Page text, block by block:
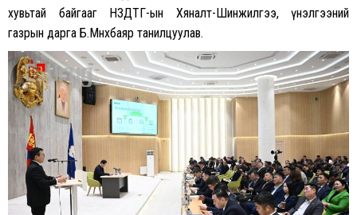
хувьтай байгааг
НЗДТГ-ын Хяналт-Шинжилгээ, үнэлгээний
газрын дарга Б.Мөнхбаяр танилцуулав.